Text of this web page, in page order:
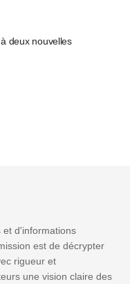
deux nouvelles
et d'informations
est de décrypter
rigueur et
une vision claire des